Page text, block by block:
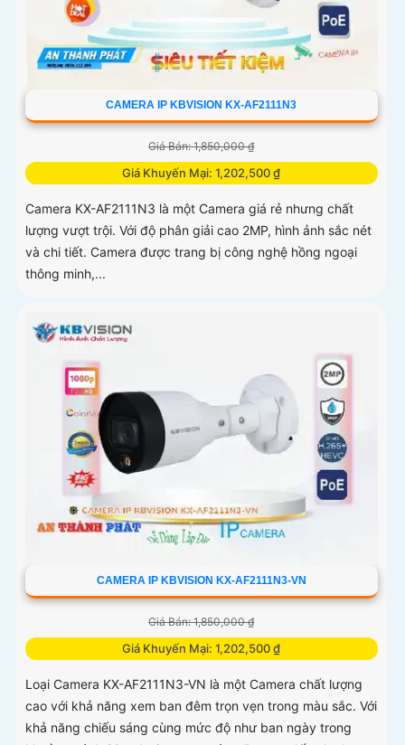
CAMERA IP KBVISION KX-AF2111N3
Giá Bán: 1,850,000 ₫
Giá Khuyến Mại: 1,202,500 ₫
Camera KX-AF2111N3 là một Camera giá rẻ nhưng chất
lượng vượt trội. Với độ phân giải cao 2MP, hình ảnh sắc nét
và chi tiết. Camera được trang bị công nghệ hồng ngoại
thông minh,...
CAMERA IP KBVISION KX-AF2111N3-VN
Giá Bán: 1,850,000 ₫
Giá Khuyến Mại: 1,202,500 ₫
Loại Camera KX-AF2111N3-VN là một Camera chất lượng
cao với khả năng xem ban đêm trọn vẹn trong màu sắc. Với
khả năng chiếu sáng cùng mức độ như ban ngày trong